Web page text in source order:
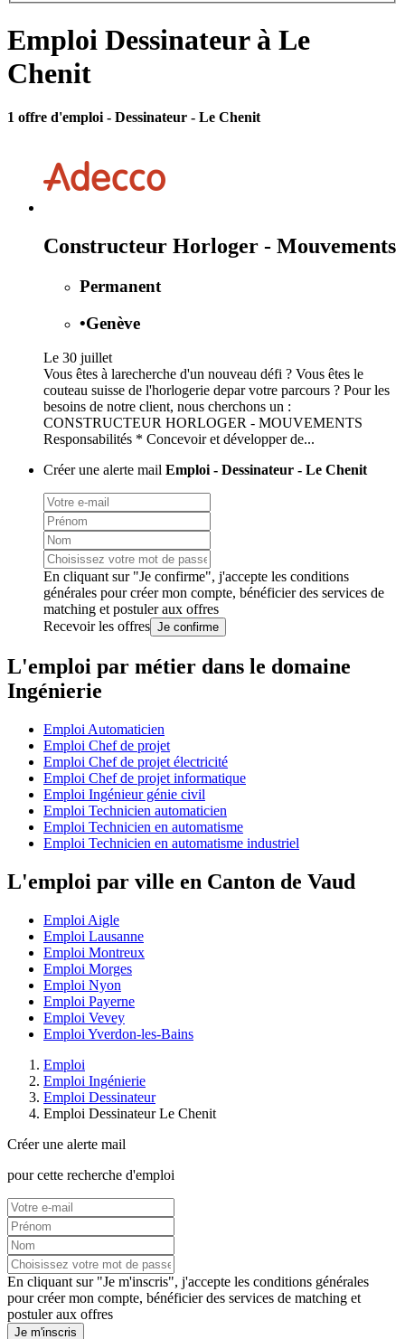
Emploi Dessinateur à Le
Chenit
1 offre d'emploi - Dessinateur - Le Chenit
Constructeur Horloger - Mouvements
Permanent
•Genève
Le 30 juillet
Vous êtes à larecherche d'un nouveau défi ? Vous êtes le
couteau suisse de l'horlogerie depar votre parcours ? Pour les
besoins de notre client, nous cherchons un :
CONSTRUCTEUR HORLOGER - MOUVEMENTS
Responsabilités * Concevoir et développer de...
Créer une alerte mail Emploi - Dessinateur - Le Chenit
En cliquant sur "Je confirme", j'accepte les conditions
générales pour créer mon compte, bénéficier des services de
matching et postuler aux offres
Recevoir les offres Je confirme
L'emploi par métier dans le domaine
Ingénierie
Emploi Automaticien
Emploi Chef de projet
Emploi Chef de projet électricité
Emploi Chef de projet informatique
Emploi Ingénieur génie civil
Emploi Technicien automaticien
Emploi Technicien en automatisme
Emploi Technicien en automatisme industriel
L'emploi par ville en Canton de Vaud
Emploi Aigle
Emploi Lausanne
Emploi Montreux
Emploi Morges
Emploi Nyon
Emploi Payerne
Emploi Vevey
Emploi Yverdon-les-Bains
Emploi
Emploi Ingénierie
Emploi Dessinateur
Emploi Dessinateur Le Chenit
Créer une alerte mail
pour cette recherche d'emploi
En cliquant sur "Je m'inscris", j'accepte les conditions générales
pour créer mon compte, bénéficier des services de matching et
postuler aux offres
Je m'inscris